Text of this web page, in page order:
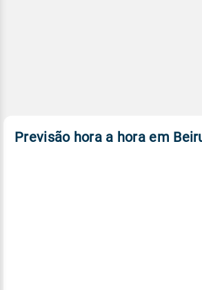
Previsão hora a hora em